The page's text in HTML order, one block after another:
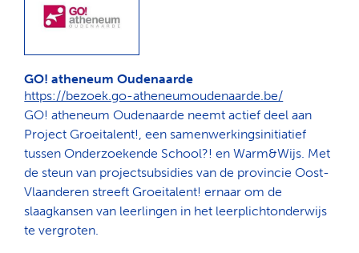
GO! atheneum Oudenaarde
https://bezoek.go-atheneumoudenaarde.be/
GO! atheneum Oudenaarde neemt actief deel aan
Project Groeitalent!, een samenwerkingsinitiatief
tussen Onderzoekende School?! en Warm&Wijs. Met
de steun van projectsubsidies van de provincie Oost-
Vlaanderen streeft Groeitalent! ernaar om de
slaagkansen van leerlingen in het leerplichtonderwijs
te vergroten.